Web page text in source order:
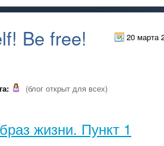
20 марта
Be free!
(блог открыт для всех)
жизни. Пункт 1